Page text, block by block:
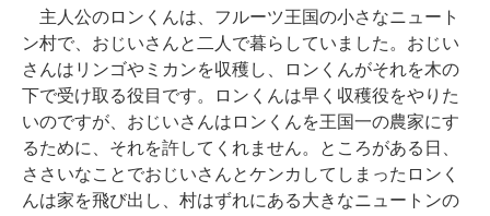
主人公のロンくんは、フルーツ王国の小さなニュート
ン村で、おじいさんと二人で暮らしていました。おじい
さんはリンゴやミカンを収穫し、ロンくんがそれを木の
下で受け取る役目です。ロンくんは早く収穫役をやりた
いのですが、おじいさんはロンくんを王国一の農家にす
るために、それを許してくれません。ところがある日、
ささいなことでおじいさんとケンカしてしまったロンく
んは家を飛び出し、村はずれにある大きなニュートンの